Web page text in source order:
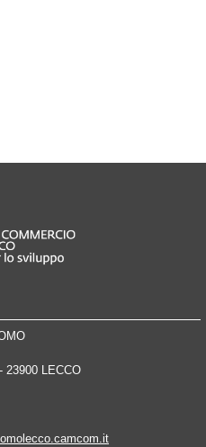
23900 LECCO